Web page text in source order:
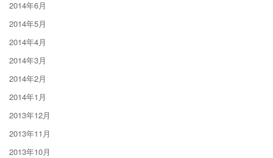
2014年6月
2014年5月
2014年4月
2014年3月
2014年2月
2014年1月
2013年12月
2013年11月
2013年10月